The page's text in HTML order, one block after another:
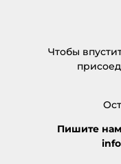
Чтобы
Пишите нам